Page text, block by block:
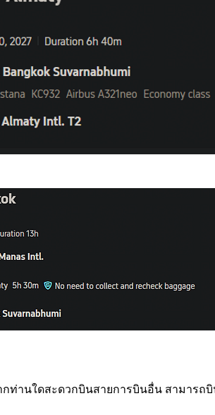
กท่านใดสะดวกบินสายการบินอื่น สามารถ